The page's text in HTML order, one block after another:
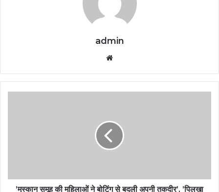
admin
’मुस्कान समूह की महिलाओं ने बोटिंग से बदली अपनी तकदीर’, ’पिलखा